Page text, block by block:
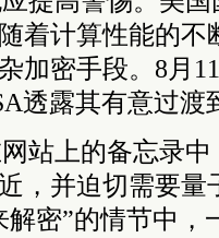
着计算性能的不
加密手段。8月
透露其有意过
站上的备忘录
，并迫切需要量
密”的情节中，